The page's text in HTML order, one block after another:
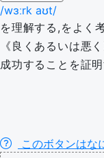
/wɜːrk aʊt/
を理解する,をよく
《良くあるいは
成功することを証
このボタンはな